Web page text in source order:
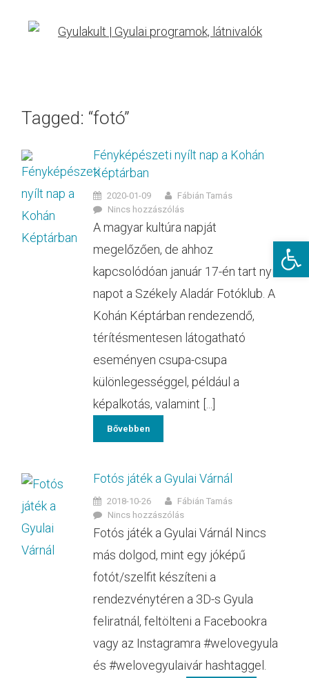
Tagged: “fotó”
Fényképészeti nyílt nap a Kohán
Képtárban
2020-01-09
Fábián Tamás
Nincs hozzászólás
A magyar kultúra napját
megelőzően, de ahhoz
kapcsolódóan január 17-én tart nyílt
napot a Székely Aladár Fotóklub. A
Kohán Képtárban rendezendő,
térítésmentesen látogatható
eseményen csupa-csupa
különlegességgel, például a
képalkotás, valamint [...]
Bővebben
Fotós játék a Gyulai Várnál
2018-10-26
Fábián Tamás
Nincs hozzászólás
Fotós játék a Gyulai Várnál Nincs
más dolgod, mint egy jóképű
fotót/szelfit készíteni a
rendezvénytéren a 3D-s Gyula
feliratnál, feltölteni a Facebookra
vagy az Instagramra #welovegyula
és #welovegyulaivár hashtaggel.